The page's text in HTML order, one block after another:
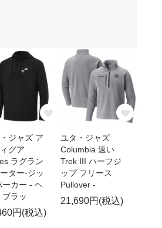
ジャズ ア
グア
ラグラン
ター-ジッ
ーカー - ヘ
ブラッ
円(税込)
ユタ・ジャズ
Columbia 速い
Trek III ハーフジ
ップ フリース
Pullover -
21,690円(税込)